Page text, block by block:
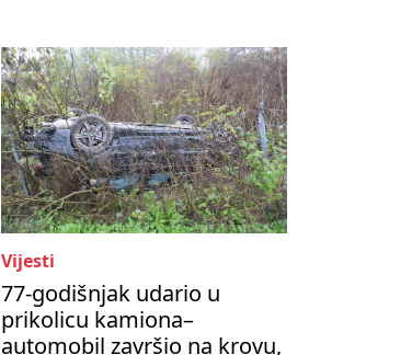
Vijesti
77-godišnjak udario u
prikolicu kamiona–
automobil završio na krovu,